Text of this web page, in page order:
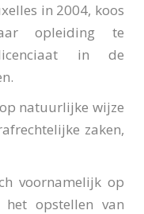
in 2004, koos
opleiding te
in de
natuurlijke wijze
zaken,
voornamelijk op
opstellen van